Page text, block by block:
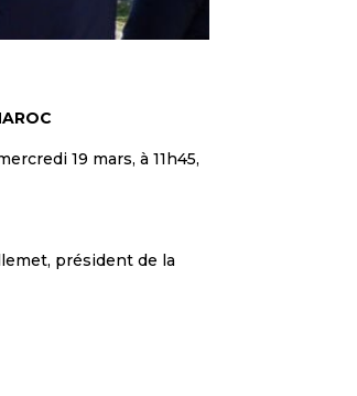
19 mars, à 11h45,
président de la